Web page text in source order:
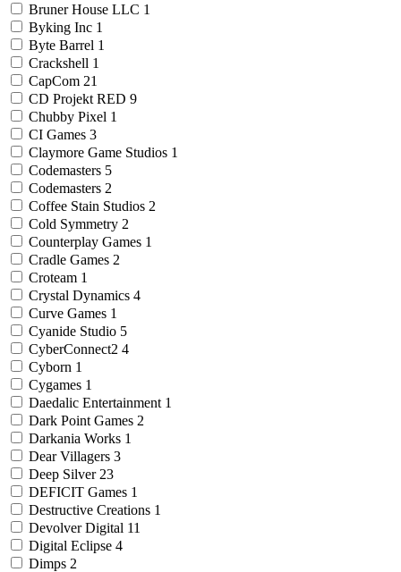
Bruner House LLC 1
Byking Inc 1
Byte Barrel 1
Crackshell 1
CapCom 21
CD Projekt RED 9
Chubby Pixel 1
CI Games 3
Claymore Game Studios 1
Codemasters 5
Codemasters 2
Coffee Stain Studios 2
Cold Symmetry 2
Counterplay Games 1
Cradle Games 2
Croteam 1
Crystal Dynamics 4
Curve Games 1
Cyanide Studio 5
CyberConnect2 4
Cyborn 1
Cygames 1
Daedalic Entertainment 1
Dark Point Games 2
Darkania Works 1
Dear Villagers 3
Deep Silver 23
DEFICIT Games 1
Destructive Creations 1
Devolver Digital 11
Digital Eclipse 4
Dimps 2